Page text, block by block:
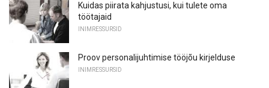
Kuidas piirata kahjustusi, kui tulete oma
töötajaid
INIMRESSURSID
Proov personalijuhtimise tööjõu kirjelduse
INIMRESSURSID